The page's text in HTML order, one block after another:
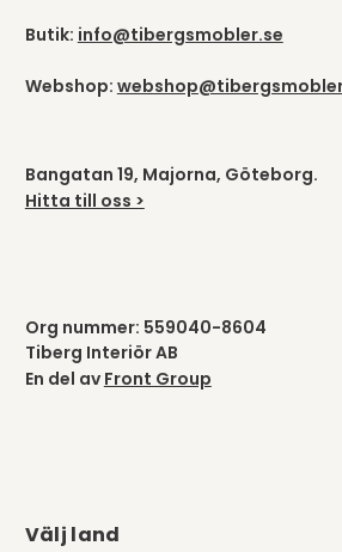
Butik: info@tibergsmobler.se
Webshop:
Bangatan 19, Majorna, Göteborg.
Hitta till oss >
Org nummer: 559040-8604
Tiberg Interiör AB
En del av Front Group
Välj land